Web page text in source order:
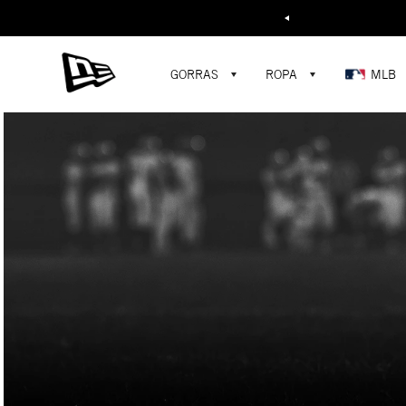
Buscar...
GORRAS ROPA MLB